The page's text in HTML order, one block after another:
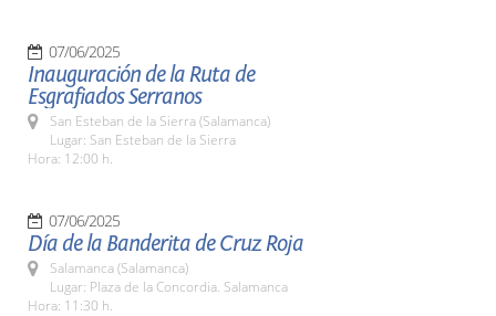
07/06/2025
Inauguración de la Ruta de
Esgrafiados Serranos
San Esteban de la Sierra (Salamanca)
Lugar: San Esteban de la Sierra
Hora: 12:00 h.
07/06/2025
Día de la Banderita de Cruz Roja
Salamanca (Salamanca)
Lugar: Plaza de la Concordia. Salamanca
Hora: 11:30 h.